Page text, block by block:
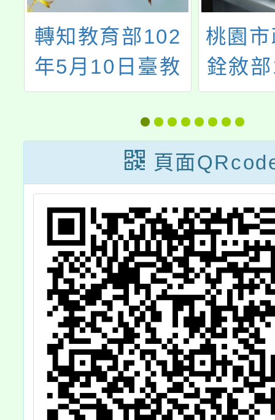
部102
日臺教
）字第
教人
字第
號
公立中
不得兼
助理部
日起停
桃園市政府檢送
銓敘部112年10
月6日部法一字
第11256217411
號令影本1份
頁面